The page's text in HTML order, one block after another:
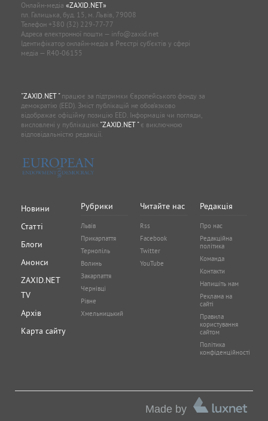
Онлайн-медіа «ZAXID.NET»
пл. Галицька, буд. 15, м. Львів, 79008
Телефон +380 (32) 229-77-77
Адреса електронної пошти — info@zaxid.net
Ідентифікатор онлайн-медіа в Реєстрі суб'єктів у сфері
медіа — R40-06155
"ZAXID.NET "працює за підтримки Європейського фонду за
демократію (EED). Зміст публікацій не обов’язково
відображає офіційну позицію EED. Інформація чи погляди,
висловлені у публікаціях "ZAXID.NET "є виключною
відповідальністю редакції.
Новини
Статті
Блоги
Анонси
ZAXID.NET
TV
Архів
Карта сайту
Рубрики
Львів
Прикарпаття
Тернопіль
Волинь
Закарпаття
Чернівці
Рівне
Хмельницький
Читайте нас
Rss
Facebook
Twitter
YouTube
Редакція
Про нас
Редакційна
політика
Команда
Контакти
Напишіть нам
Реклама на
сайті
Правила
користування
сайтом
Політика
конфіденційності
Made by